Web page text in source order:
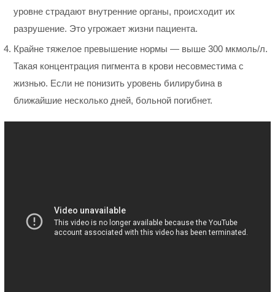
уровне страдают внутренние органы, происходит их
разрушение. Это угрожает жизни пациента.
Крайне тяжелое превышение нормы — выше 300 мкмоль/л.
Такая концентрация пигмента в крови несовместима с
жизнью. Если не понизить уровень билирубина в
ближайшие несколько дней, больной погибнет.